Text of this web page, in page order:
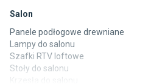
Salon
Panele podłogowe drewniane
Lampy do salonu
Szafki RTV loftowe
Stoły do salonu